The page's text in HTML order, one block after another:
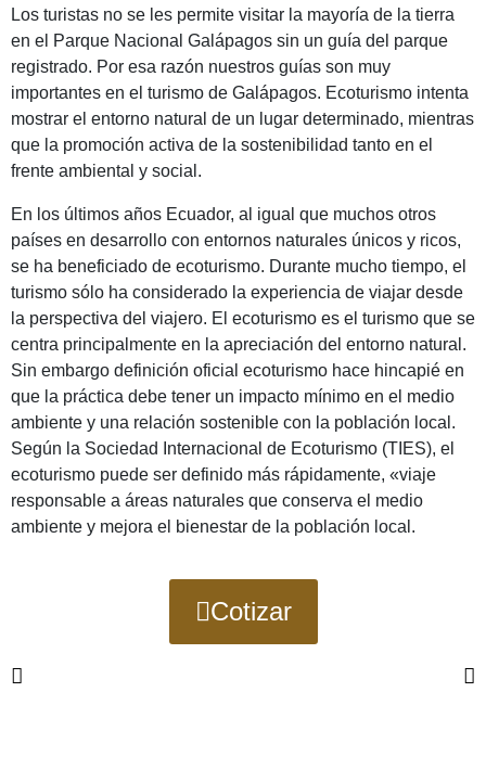
Los turistas no se les permite visitar la mayoría de la tierra
en el Parque Nacional Galápagos sin un guía del parque
registrado. Por esa razón nuestros guías son muy
importantes en el turismo de Galápagos. Ecoturismo intenta
mostrar el entorno natural de un lugar determinado, mientras
que la promoción activa de la sostenibilidad tanto en el
frente ambiental y social.
En los últimos años Ecuador, al igual que muchos otros
países en desarrollo con entornos naturales únicos y ricos,
se ha beneficiado de ecoturismo. Durante mucho tiempo, el
turismo sólo ha considerado la experiencia de viajar desde
la perspectiva del viajero. El ecoturismo es el turismo que se
centra principalmente en la apreciación del entorno natural.
Sin embargo definición oficial ecoturismo hace hincapié en
que la práctica debe tener un impacto mínimo en el medio
ambiente y una relación sostenible con la población local.
Según la Sociedad Internacional de Ecoturismo (TIES), el
ecoturismo puede ser definido más rápidamente, «viaje
responsable a áreas naturales que conserva el medio
ambiente y mejora el bienestar de la población local.
Cotizar